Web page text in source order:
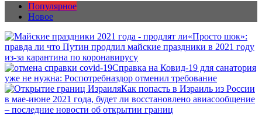
Популярное
Новое
«Просто шок»:
правда ли что Путин продлил майские праздники в 2021 году
из-за карантина по коронавирусу
Справка на Ковид-19 для санатория
уже не нужна: Роспотребназдор отменил требование
Как попасть в Израиль из России
в мае-июне 2021 года, будет ли восстановлено авиасообщение
– последние новости об открытии границ